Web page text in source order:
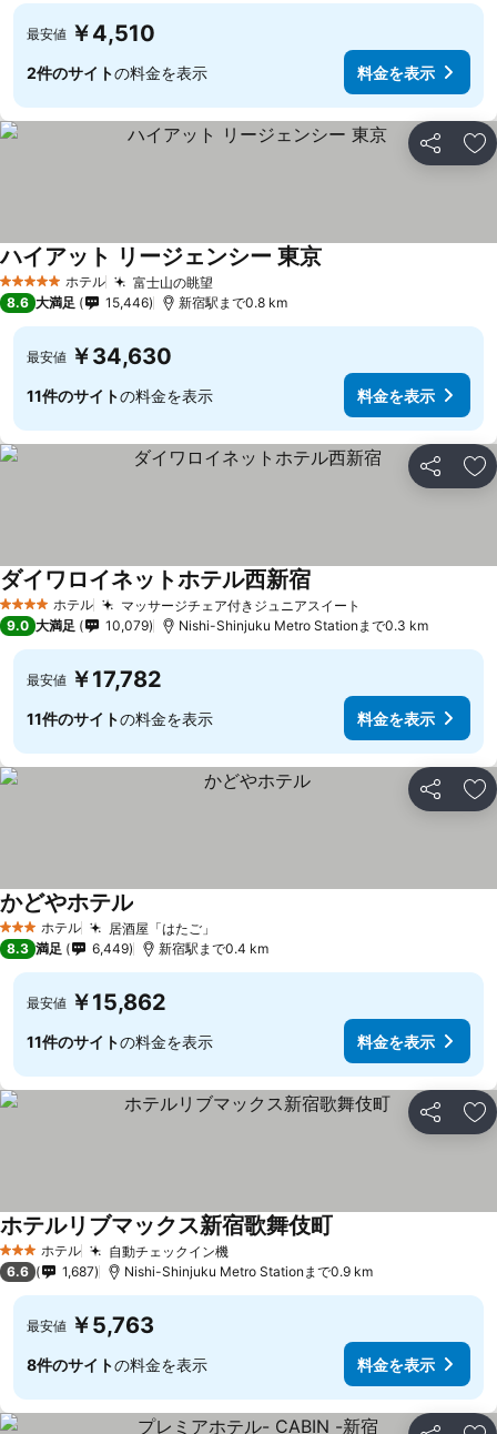
最安値 ￥4,510
2件のサイトの料金を表示 料金を表示
シェア お
5 ホテルのランク
ホテル 富士山の眺望料金を表示
ハイアット リージェンシー 東京料金を表示
8.6 大満足 15,446 新宿駅まで0.8 km
最安値 ￥34,630
11件のサイトの料金を表示 料金を表示
シェア お
4 ホテルのランク
ホテル マッサージチェア付きジュニアスイート
ダイワロイネットホテル西新宿
9.0 大満足 10,079 Nishi-Shinjuku Metro Stationまで0.3 km
最安値 ￥17,782
11件のサイトの料金を表示 料金を表示
シェア お
3 ホテルのランク
ホテル 居酒屋「はたご」
かどやホテル
8.3 満足 6,449 新宿駅まで0.4 km
最安値 ￥15,862
11件のサイトの料金を表示 料金を表示
シェア お
3 ホテルのランク
ホテル 自動チェックイン機料金を表示
ホテルリブマックス新宿歌舞伎町
6.6 1,687 Nishi-Shinjuku Metro Stationまで0.9 km
最安値 ￥5,763
8件のサイトの料金を表示 料金を表示